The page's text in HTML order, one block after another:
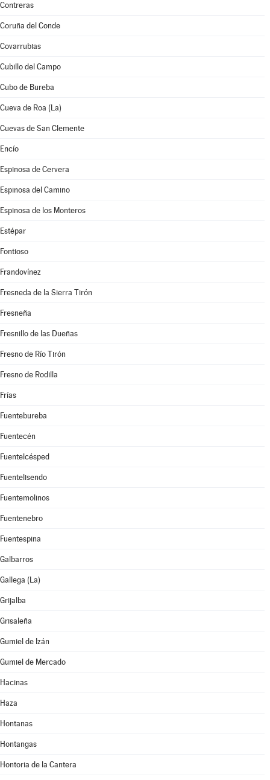
Contreras
Coruña del Conde
Covarrubias
Cubillo del Campo
Cubo de Bureba
Cueva de Roa (La)
Cuevas de San Clemente
Encío
Espinosa de Cervera
Espinosa del Camino
Espinosa de los Monteros
Estépar
Fontioso
Frandovínez
Fresneda de la Sierra Tirón
Fresneña
Fresnillo de las Dueñas
Fresno de Río Tirón
Fresno de Rodilla
Frías
Fuentebureba
Fuentecén
Fuentelcésped
Fuentelisendo
Fuentemolinos
Fuentenebro
Fuentespina
Galbarros
Gallega (La)
Grijalba
Grisaleña
Gumiel de Izán
Gumiel de Mercado
Hacinas
Haza
Hontanas
Hontangas
Hontoria de la Cantera